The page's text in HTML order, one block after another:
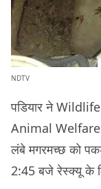
NDTV
पडियार ने
Animal Welfare
लंबे मगरमच्छ को
2:45 बजे रेस्क्यू के